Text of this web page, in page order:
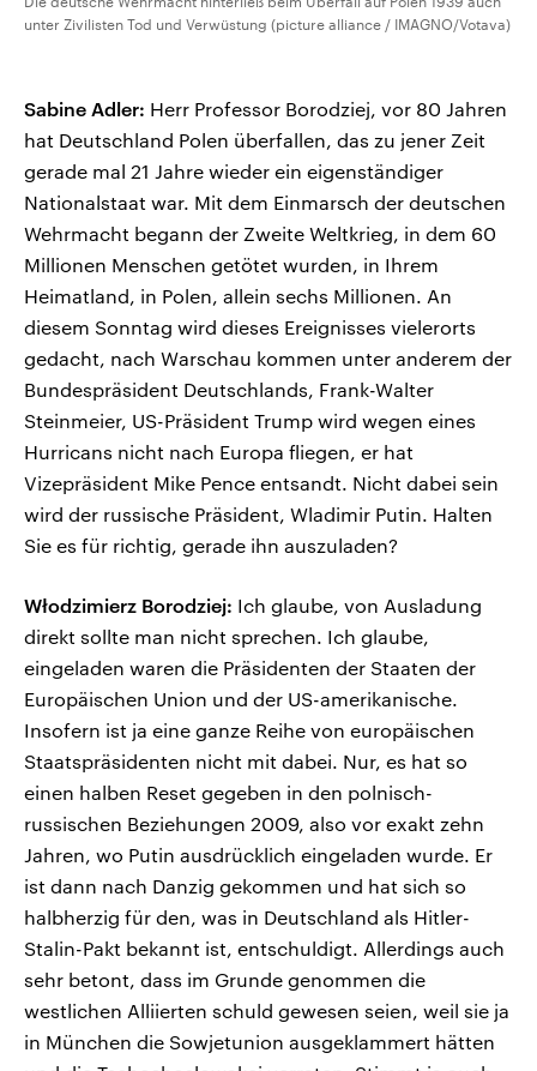
unter Zivilisten Tod und Verwüstung (picture alliance / IMAGNO/Votava)
Sabine Adler: Herr Professor Borodziej, vor 80 Jahren
hat Deutschland Polen überfallen, das zu jener Zeit
gerade mal 21 Jahre wieder ein eigenständiger
Nationalstaat war. Mit dem Einmarsch der deutschen
Wehrmacht begann der Zweite Weltkrieg, in dem 60
Millionen Menschen getötet wurden, in Ihrem
Heimatland, in Polen, allein sechs Millionen. An
diesem Sonntag wird dieses Ereignisses vielerorts
gedacht, nach Warschau kommen unter anderem der
Bundespräsident Deutschlands, Frank-Walter
Steinmeier, US-Präsident Trump wird wegen eines
Hurricans nicht nach Europa fliegen, er hat
Vizepräsident Mike Pence entsandt. Nicht dabei sein
wird der russische Präsident, Wladimir Putin. Halten
Sie es für richtig, gerade ihn auszuladen?
Włodzimierz Borodziej: Ich glaube, von Ausladung
direkt sollte man nicht sprechen. Ich glaube,
eingeladen waren die Präsidenten der Staaten der
Europäischen Union und der US-amerikanische.
Insofern ist ja eine ganze Reihe von europäischen
Staatspräsidenten nicht mit dabei. Nur, es hat so
einen halben Reset gegeben in den polnisch-
russischen Beziehungen 2009, also vor exakt zehn
Jahren, wo Putin ausdrücklich eingeladen wurde. Er
ist dann nach Danzig gekommen und hat sich so
halbherzig für den, was in Deutschland als Hitler-
Stalin-Pakt bekannt ist, entschuldigt. Allerdings auch
sehr betont, dass im Grunde genommen die
westlichen Alliierten schuld gewesen seien, weil sie ja
in München die Sowjetunion ausgeklammert hätten